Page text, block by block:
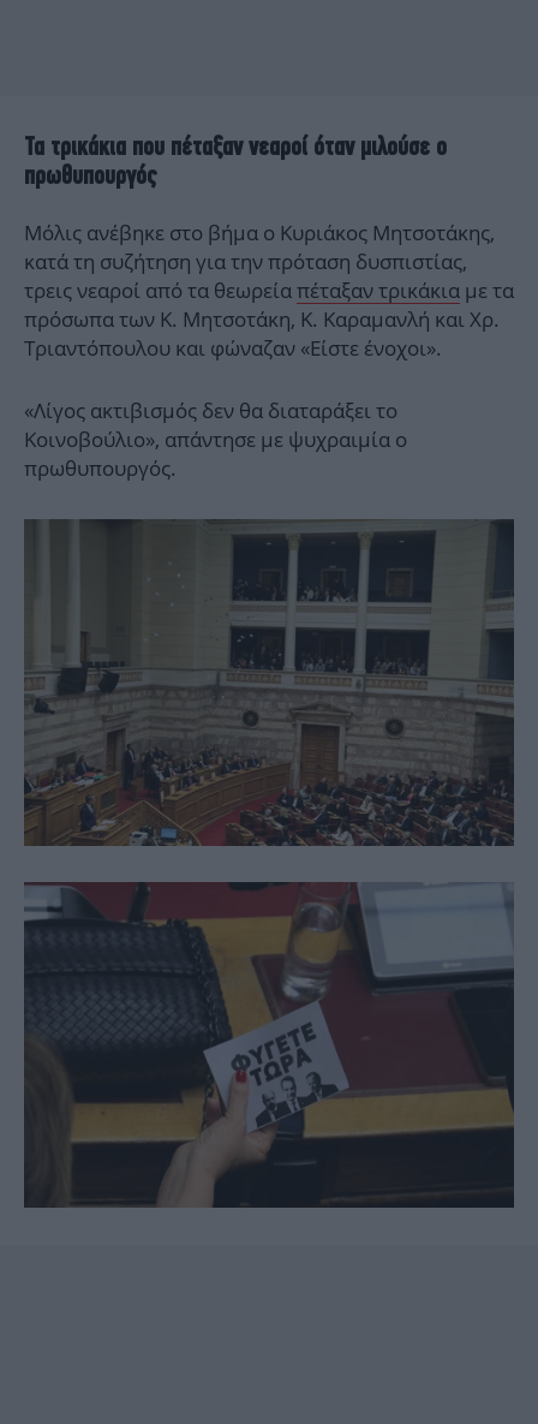
Τα τρικάκια που πέταξαν νεαροί όταν μιλούσε ο
πρωθυπουργός
Μόλις ανέβηκε στο βήμα ο Κυριάκος Μητσοτάκης,
κατά τη συζήτηση για την πρόταση δυσπιστίας,
τρεις νεαροί από τα θεωρείαπέταξαν τρικάκια με τα
πρόσωπα των Κ. Μητσοτάκη, Κ. Καραμανλή και Χρ.
Τριαντόπουλου και φώναζαν «Είστε ένοχοι».
«Λίγος ακτιβισμός δεν θα διαταράξει το
Κοινοβούλιο», απάντησε με ψυχραιμία ο
πρωθυπουργός.